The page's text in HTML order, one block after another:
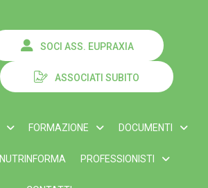
SOCI ASS. EUPRAXIA
ASSOCIATI SUBITO
FORMAZIONE DOCUMENTI
NUTRINFORMA PROFESSIONISTI